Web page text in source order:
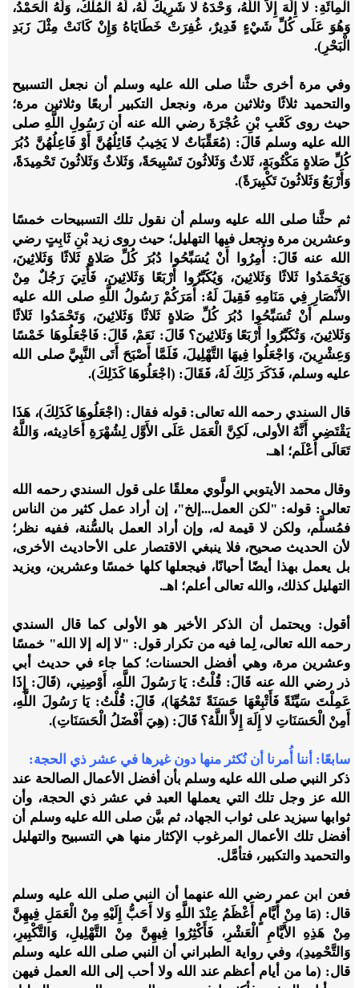
الْمِائَةِ: لا إِلَهَ إِلاَّ اللَّهُ، وَحْدَهُ لا شَرِيكَ لَهُ، لَهُ الْمُلْكُ، وَلَهُ الْحَمْدُ،
وَهُوَ عَلَى كُلِّ شَيْءٍ قَدِيرٌ، غُفِرَتْ خَطَايَاهُ وَإِنْ كَانَتْ مِثْلَ زَبَدِ
الْبَحْرِ).
وفي مرة أخرى حثَّنا صلى الله عليه وسلم أن نجعل التسبيح
والتحميد ثلاثًا وثلاثين مرة، ونجعل التكبير أربعًا وثلاثين مرة؛
حيث روى كَعْبِ بْنِ عُجْرَةَ رضي الله عنه أن رَسُولِ اللَّهِ صلى
الله عليه وسلم قَالَ: (مُعَقِّبَاتٌ لا يَخِيبُ قَائِلُهُنَّ أَوْ فَاعِلُهُنَّ دُبُرَ
كُلِّ صَلاةٍ مَكْتُوبَةٍ، ثَلاثٌ وَثَلاثُونَ تَسْبِيحَةً، وَثَلاثٌ وَثَلاثُونَ تَحْمِيدَةً،
وَأَرْبَعٌ وَثَلاثُونَ تَكْبِيرَةً).
ثم حثَّنا صلى الله عليه وسلم أن نقول تلك التسبيحات خمسًا
وعشرين مرة ونجعل فيها التهليل؛ حيث روى زيد بْنِ ثَابِتٍ رضي
الله عنه قَالَ: أُمِرُوا أَنْ يُسَبِّحُوا دُبُرَ كُلِّ صَلاةٍ ثَلاثًا وَثَلاثِينَ،
وَيَحْمَدُوا ثَلاثًا وَثَلاثِينَ، وَيُكَبِّرُوا أَرْبَعًا وَثَلاثِينَ، فَأُتِيَ رَجُلٌ مِنْ
الأَنْصَارِ فِي مَنَامِهِ فَقِيلَ لَهُ: أَمَرَكُمْ رَسُولُ اللَّهِ صلى الله عليه
وسلم أَنْ تُسَبِّحُوا دُبُرَ كُلِّ صَلاةٍ ثَلاثًا وَثَلاثِينَ، وَتَحْمَدُوا ثَلاثًا
وَثَلاثِينَ، وَتُكَبِّرُوا أَرْبَعًا وَثَلاثِينَ؟ قَالَ: نَعَمْ، قَالَ: فَاجْعَلُوهَا خَمْسًا
وَعِشْرِينَ، وَاجْعَلُوا فِيهَا التَّهْلِيلَ، فَلَمَّا أَصْبَحَ أَتَى النَّبِيَّ صلى الله
عليه وسلم، فَذَكَرَ ذَلِكَ لَهُ، فَقَالَ: (اجْعَلُوهَا كَذَلِكَ).
قال السندي رحمه الله تعالى: قوله فقال: (اجْعَلُوهَا كَذَلِكَ)، هَذَا
يَقْتَضِي أَنَّهُ الأولى، لَكِنَّ الْعَمَل عَلَى الأَوَّل لِشُهْرَةِ أَحَادِيثه، وَاللَّهُ
تَعَالَى أَعْلَم؛ اهـ.
وقال محمد الأيتوبي الولَّوي معلقًا على قول السندي رحمه الله
تعالى: قوله: "لكن العمل...إلخ"، إن أراد عمل كثير من الناس
فمُسلَّم، ولكن لا قيمة له، وإن أراد العمل بالسُّنة، ففيه نظر؛
لأن الحديث صحيح، فلا ينبغي الاقتصار على الأحاديث الأخرى،
بل يعمل بهذا أيضًا أحيانًا، فيجعلها كلها خمسًا وعشرين، ويزيد
التهليل كذلك، والله تعالى أعلم؛ اهـ.
أقول: ويحتمل أن الذكر الأخير هو الأولى كما قال السندي
رحمه الله تعالى، لِما فيه من تكرار قول: "لا إله إلا الله" خمسًا
وعشرين مرة، وهي أفضل الحسنات؛ كما جاء في حديث أبي
ذر رضي الله عنه قَالَ: قُلْتُ: يَا رَسُولَ اللَّهِ، أَوْصِنِي، (قَالَ: إِذَا
عَمِلْتَ سَيِّئَةً فَأَتْبِعْهَا حَسَنَةً تَمْحُهَا)، قَالَ: قُلْتُ: يَا رَسُولَ اللَّهِ،
أَمِنْ الْحَسَنَاتِ لا إِلَهَ إِلاَّ اللَّهُ؟ قَالَ: (هِيَ أَفْضَلُ الْحَسَنَاتِ).
سابعًا: أننا أُمرنا أن نُكثر منها دون غيرها في عشر ذي الحجة:
ذكر النبي صلى الله عليه وسلم بأن أفضل الأعمال الصالحة عند
الله عز وجل تلك التي يعملها العبد في عشر ذي الحجة، وأن
ثوابها سيزيد على ثواب الجهاد، ثم بيَّن صلى الله عليه وسلم أن
أفضل تلك الأعمال المرغوب الإكثار منها هي التسبيح والتهليل
والتحميد والتكبير، فتأمَّل.
فعن ابن عمر رضي الله عنهما أن النبي صلى الله عليه وسلم
قال: (مَا مِنْ أَيَّامٍ أَعْظَمُ عِنْدَ اللَّهِ وَلا أَحَبُّ إِلَيْهِ مِنْ الْعَمَلِ فِيهِنَّ
مِنْ هَذِهِ الأَيَّامِ الْعَشْرِ، فَأَكْثِرُوا فِيهِنَّ مِنْ التَّهْلِيلِ، وَالتَّكْبِيرِ،
وَالتَّحْمِيدِ)، وفي رواية الطبراني أن النبي صلى الله عليه وسلم
قال: (ما من أيام أعظم عند الله ولا أحب إلى الله العمل فيهن